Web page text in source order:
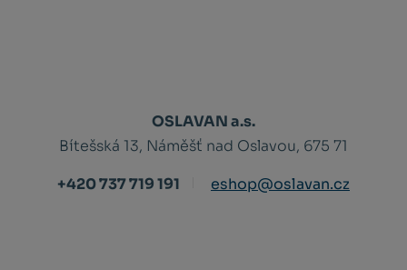
OSLAVAN a.s.
Bítešská 13, Náměšť nad Oslavou, 675 71
+420 737 719 191
eshop@oslavan.cz